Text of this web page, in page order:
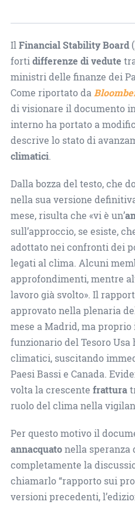
IlFinancial Stability Board
fortidifferenze di vedute
ministri delle finanze dei
Come riportato da
di visionare il documento
interno ha portato a
descrive lo stato di
climatici.
Dalla bozza del testo, che
nella sua versione
mese, risulta che «vi è un’
sull’approccio, se esiste,
adottato nei confronti dei
legati al clima. Alcuni
approfondimenti, mentre
lavoro già svolto». Il
approvato nella plenaria
mese a Madrid, ma proprio
funzionario del Tesoro Usa
climatici, suscitando
Paesi Bassi e Canada.
volta la crescente frattura
ruolo del clima nella
Per questo motivo il
annacquatonella speranza
completamente la
chiamarlo “rapporto sui
versioni precedenti,